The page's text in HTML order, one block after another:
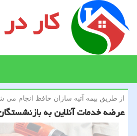
کار
از طریق بیمه آتیه سازان حافظ انجام می
عرضه خدمات آنلاین به